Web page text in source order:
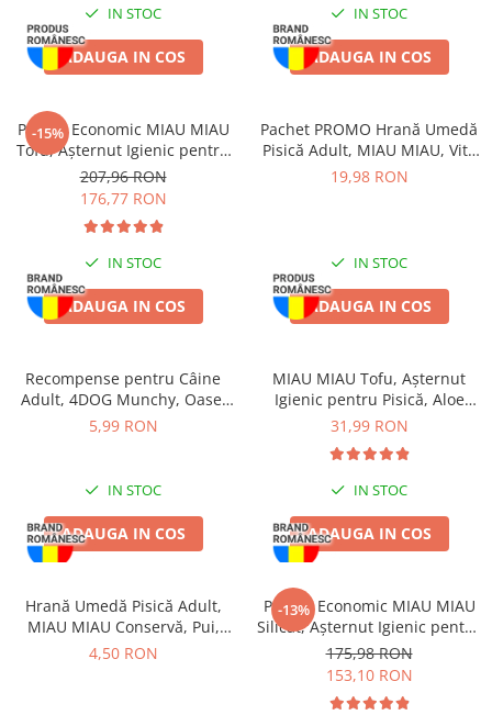
Ansambluri Pisici
Castroane & Adapatori Pisici
Cuști & Genți Pisici
Jucării Pisici
Zgărzi & Hamuri
Hrană Păsări
Suplimente Nutritive
Delicii Păsări
Îngrijire Păsări
Așternut Igienic Păsări
Rozătoare
Hrană Rozătoare
Fân Rozătoare
Delicii Rozătoare
Batoane Rozătoare
IN STOC
ADAUGA IN COS
IN STOC
ADAUGA IN COS
-15%
Pachet Economic MIAU MIAU
Tofu, Așternut Igienic pentru
Pisică, Fresh, 4x10L
207,96 RON
176,77 RON
IN STOC
ADAUGA IN COS
Pachet PROMO Hrană Umedă
Pisică Adult, MIAU MIAU, Vită
în sos, 12x100g
19,98 RON
IN STOC
ADAUGA IN COS
Recompense pentru Câine
Adult, 4DOG Munchy, Oase,
Vită, 10cm, 3 bucăți
5,99 RON
IN STOC
ADAUGA IN COS
MIAU MIAU Tofu, Așternut
Igienic pentru Pisică, Aloe
Vera, 6L
31,99 RON
IN STOC
ADAUGA IN COS
Hrană Umedă Pisică Adult,
MIAU MIAU Conservă, Pui,
415g
4,50 RON
-13%
Pachet Economic MIAU MIAU
Silicat, Așternut Igienic pentru
Pisică, Maxi, 2x15L
175,98 RON
153,10 RON